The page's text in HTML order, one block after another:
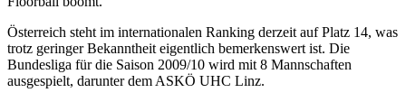
Österreich steht im internationalen Ranking derzeit auf Platz 14, was
trotz geringer Bekanntheit eigentlich bemerkenswert ist. Die
Bundesliga für die Saison 2009/10 wird mit 8 Mannschaften
ausgespielt, darunter dem ASKÖ UHC Linz.